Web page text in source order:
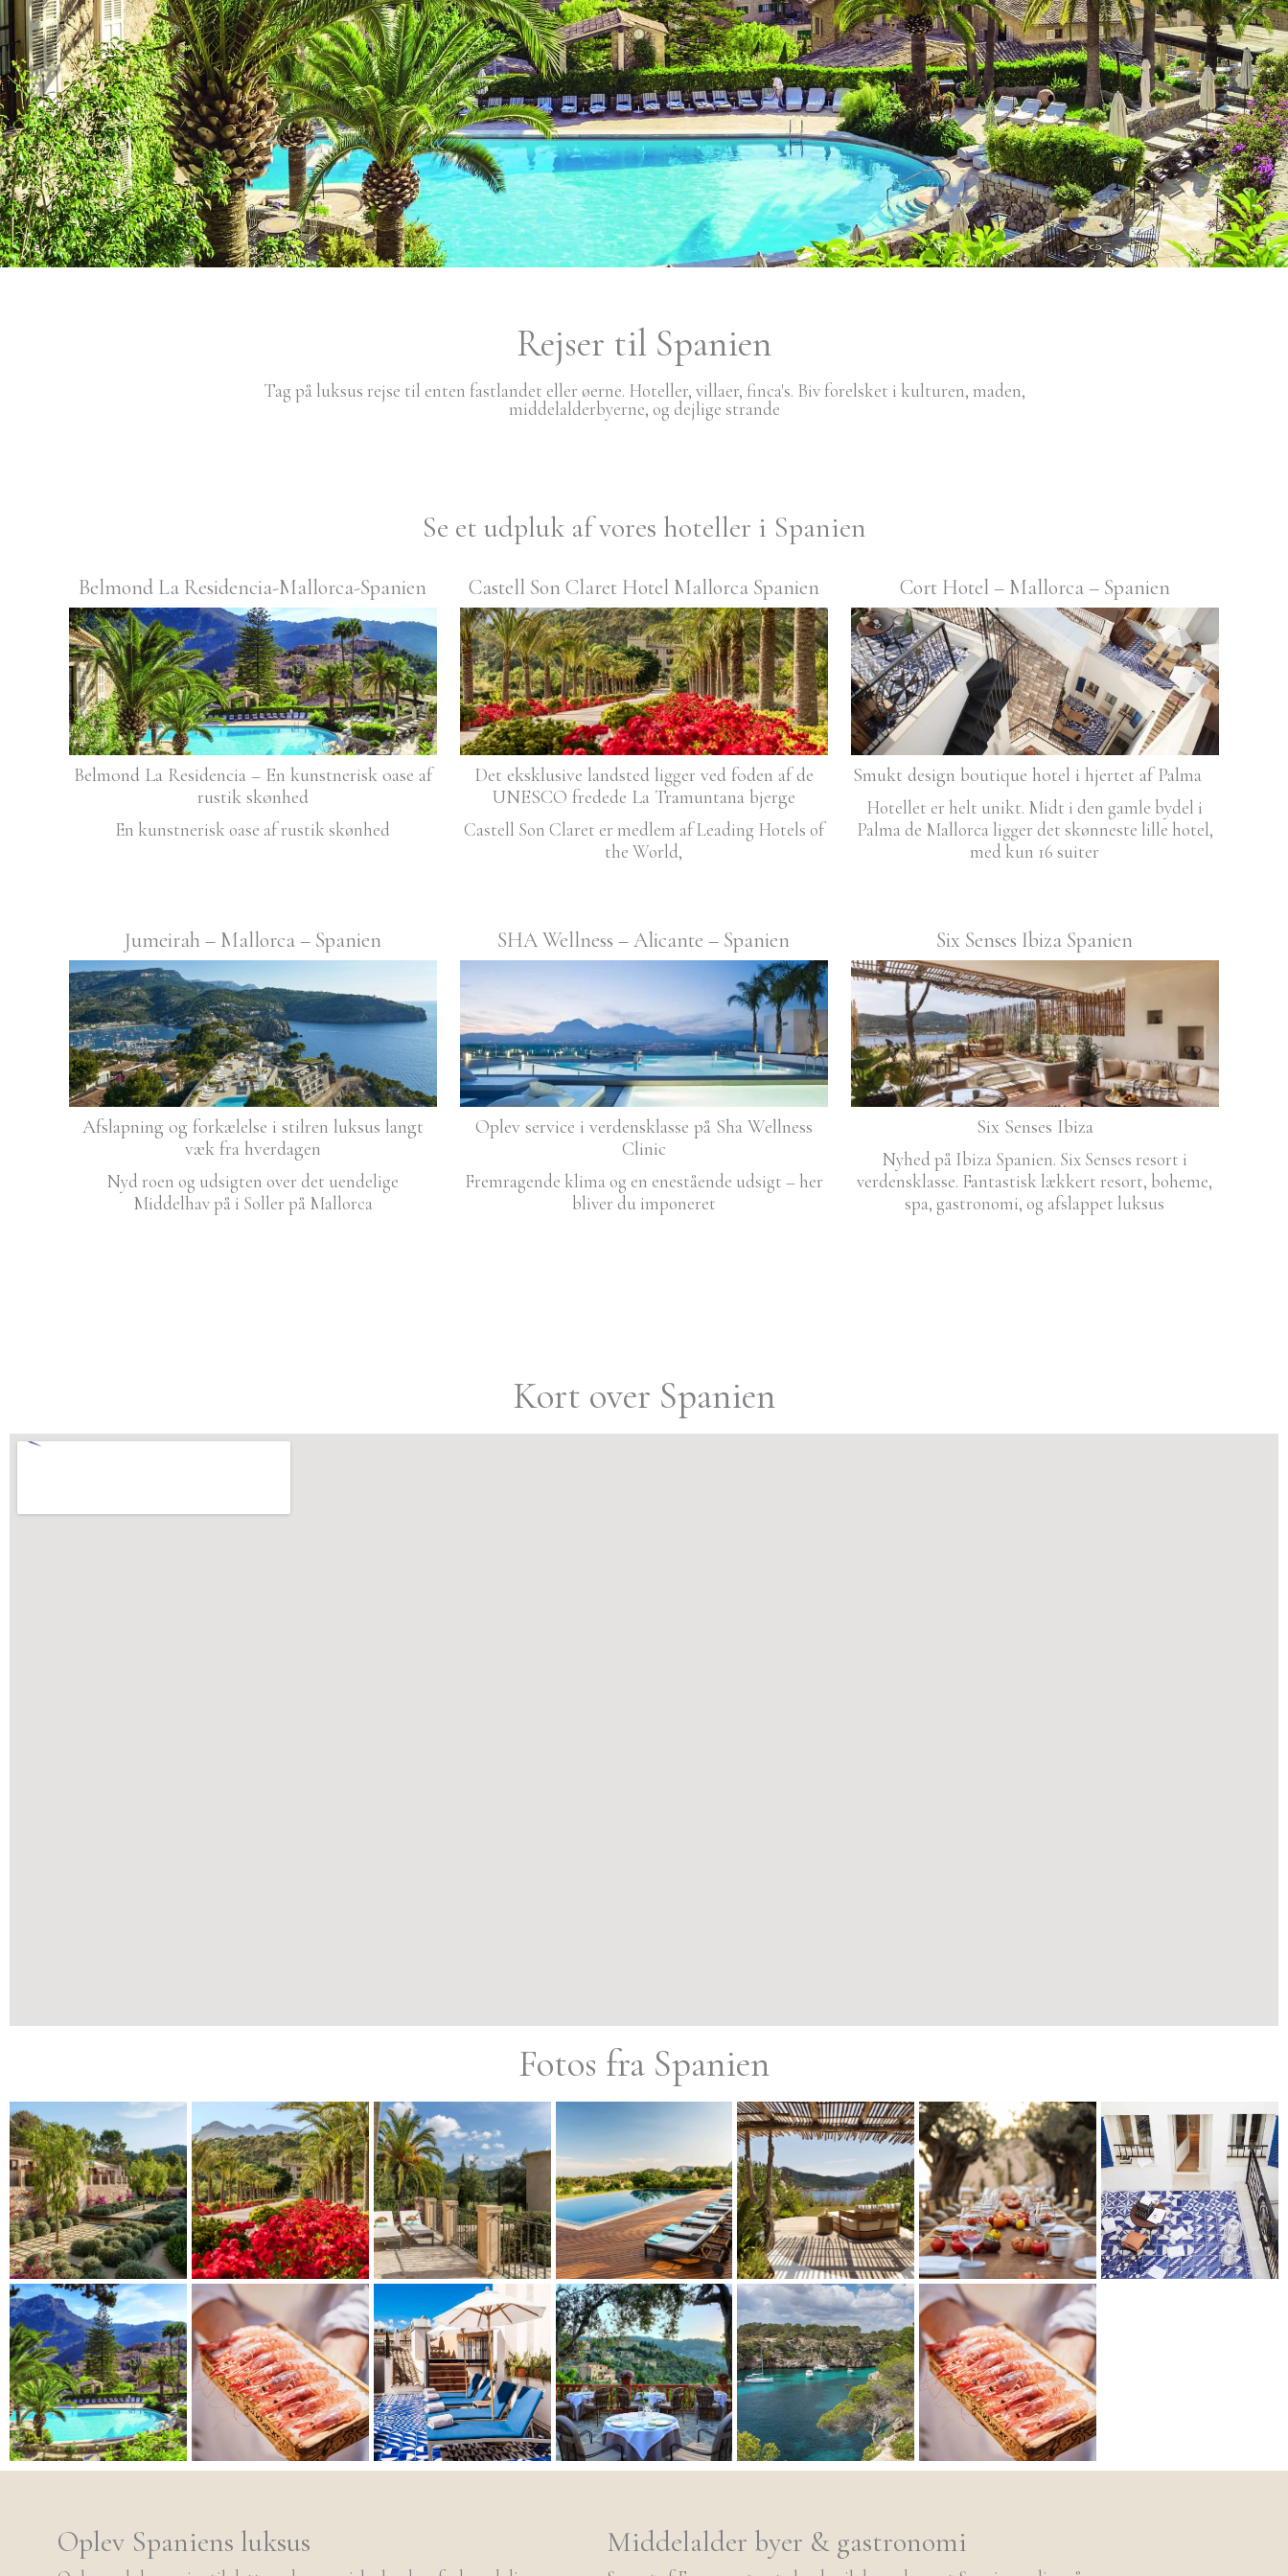
Rejser til Spanien
Tag på luksus rejse til enten fastlandet eller øerne. Hoteller, villaer, finca's. Biv forelsket i kulturen, maden,
middelalderbyerne, og dejlige strande
Se et udpluk af vores hoteller i Spanien
Belmond La Residencia-Mallorca-Spanien
Belmond La Residencia – En kunstnerisk oase af
rustik skønhed
En kunstnerisk oase af rustik skønhed
Castell Son Claret Hotel Mallorca Spanien
Det eksklusive landsted ligger ved foden af de
UNESCO fredede La Tramuntana bjerge
Castell Son Claret er medlem af Leading Hotels of
the World,
Cort Hotel – Mallorca – Spanien
Smukt design boutique hotel i hjertet af Palma
Hotellet er helt unikt. Midt i den gamle bydel i
Palma de Mallorca ligger det skønneste lille hotel,
med kun 16 suiter
Jumeirah – Mallorca – Spanien
Afslapning og forkælelse i stilren luksus langt
væk fra hverdagen
Nyd roen og udsigten over det uendelige
Middelhav på i Soller på Mallorca
SHA Wellness – Alicante – Spanien
Oplev service i verdensklasse på Sha Wellness
Clinic
Fremragende klima og en enestående udsigt – her
bliver du imponeret
Six Senses Ibiza Spanien
Six Senses Ibiza
Nyhed på Ibiza Spanien. Six Senses resort i
verdensklasse. Fantastisk lækkert resort, boheme,
spa, gastronomi, og afslappet luksus
Kort over Spanien
Fotos fra Spanien
Oplev Spaniens luksus Middelalder byer & gastronomi